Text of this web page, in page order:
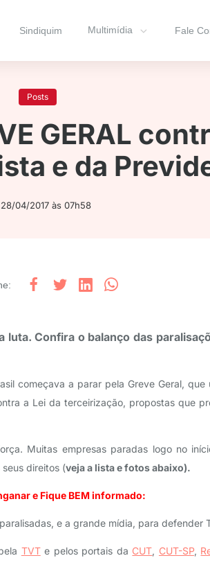
Sindiquim Multimídia Fale
Posts
GERAL
e da
28/04/2017 às 07h58
:
Confira o balanço das
começava a parar pela Greve Geral,
a Lei da terceirização, propostas que
Muitas empresas paradas logo no
direitos (veja a lista e fotos abaixo).
e Fique BEM informado:
e a grande mídia, para defender
TVTe pelos portais da CUT, CUT-SP,